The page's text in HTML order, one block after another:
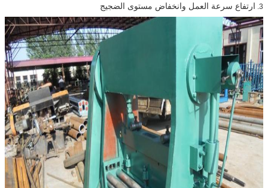
3. ارتفاع سرعة العمل وانخفاض مستوى الضجيج